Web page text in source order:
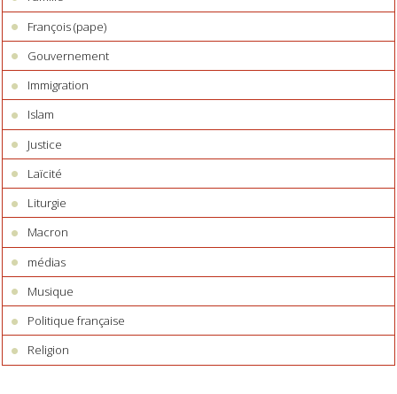
François (pape)
Gouvernement
Immigration
Islam
Justice
Laïcité
Liturgie
Macron
médias
Musique
Politique française
Religion